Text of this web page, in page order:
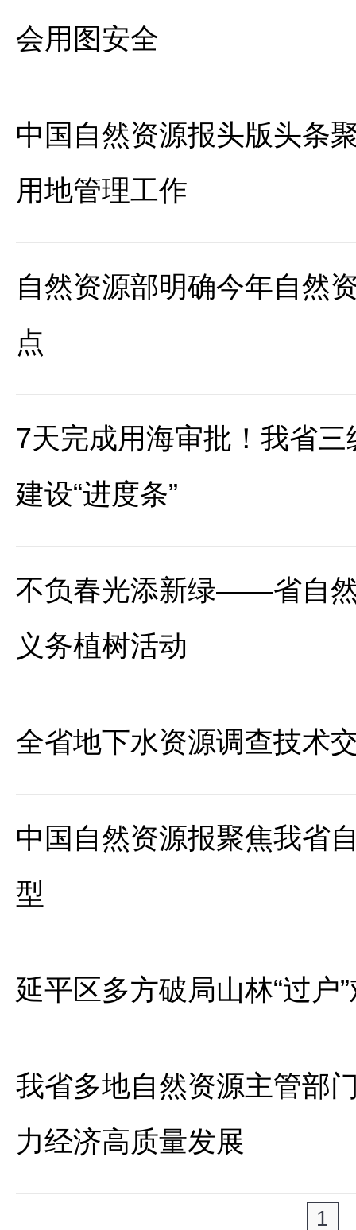
会用图安全
中国自然资源报头版头条
用地管理工作
自然资源部明确今年自然
点
7天完成用海审批！我省
建设“进度条”
不负春光添新绿——省自
义务植树活动
全省地下水资源调查技术
中国自然资源报聚焦我省
型
延平区多方破局山林“过户
我省多地自然资源主管部
力经济高质量发展
1